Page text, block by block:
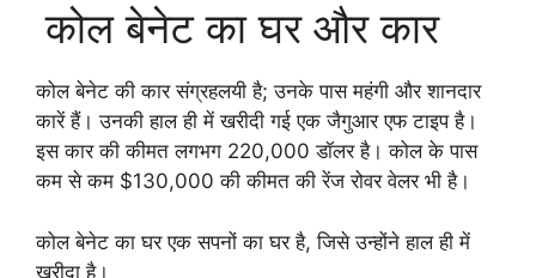
कोल बेनेट का घर और कार
कोल बेनेट की कार संग्रहलयी है; उनके पास महंगी और शानदार
कारें हैं। उनकी हाल ही में खरीदी गई एक जैगुआर एफ टाइप है।
इस कार की कीमत लगभग 220,000 डॉलर है। कोल के पास
कम से कम $130,000 की कीमत की रेंज रोवर वेलर भी है।
कोल बेनेट का घर एक सपनों का घर है, जिसे उन्होंने हाल ही में
खरीदा है।